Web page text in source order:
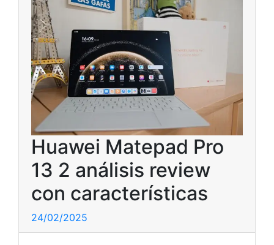
Huawei Matepad Pro
13 2 análisis review
con características
24/02/2025